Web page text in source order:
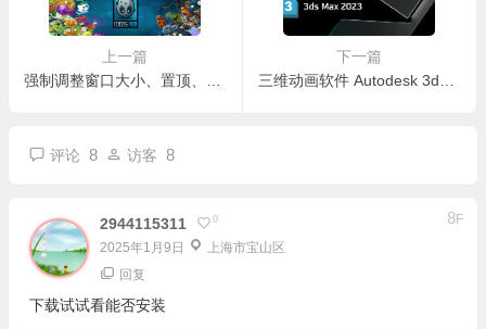
上一篇
下一篇
评论 8 访客 8
2944115311 0
2025年1月9日 上海市宝山区
8F
回复
下载试试看能否安装